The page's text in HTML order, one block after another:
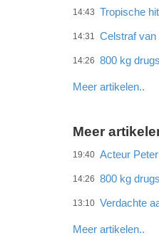
14:43 Tropische
14:31 Celstraf van
14:26 800 kg
Meer artikelen..
Meer
19:40 Acteur
14:26 800 kg
13:10 Verdachte
Meer artikelen..